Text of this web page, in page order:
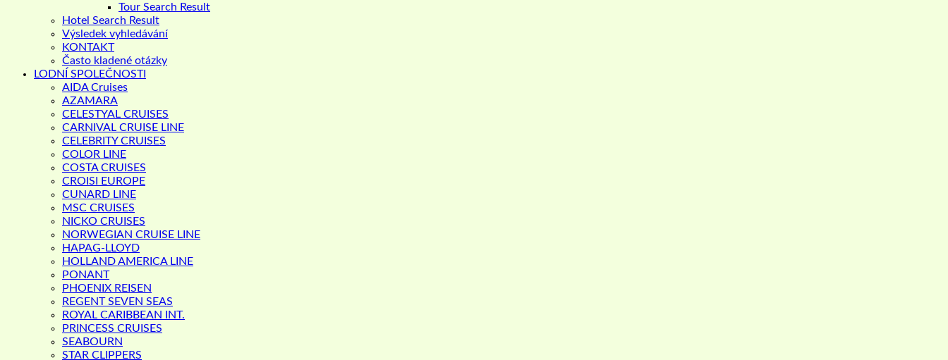
Tour Search Result
Hotel Search Result
Výsledek vyhledávání
KONTAKT
Často kladené otázky
LODNÍ SPOLEČNOSTI
AIDA Cruises
AZAMARA
CELESTYAL CRUISES
CARNIVAL CRUISE LINE
CELEBRITY CRUISES
COLOR LINE
COSTA CRUISES
CROISI EUROPE
CUNARD LINE
MSC CRUISES
NICKO CRUISES
NORWEGIAN CRUISE LINE
HAPAG-LLOYD
HOLLAND AMERICA LINE
PONANT
PHOENIX REISEN
REGENT SEVEN SEAS
ROYAL CARIBBEAN INT.
PRINCESS CRUISES
SEABOURN
STAR CLIPPERS